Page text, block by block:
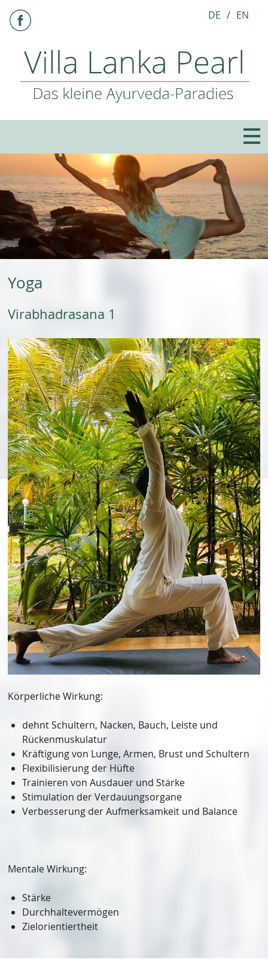
DE EN
Yoga
Virabhadrasana 1
Körperliche Wirkung:
dehnt Schultern, Nacken, Bauch, Leiste und
Rückenmuskulatur
Kräftigung von Lunge, Armen, Brust und Schultern
Flexibilisierung der Hüfte
Trainieren von Ausdauer und Stärke
Stimulation der Verdauungsorgane
Verbesserung der Aufmerksamkeit und Balance
Mentale Wirkung:
Stärke
Durchhaltevermögen
Zielorientiertheit